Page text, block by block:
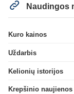
Naudingos
Kuro kainos
Uždarbis
Kelionių istorijos
Krepšinio naujienos